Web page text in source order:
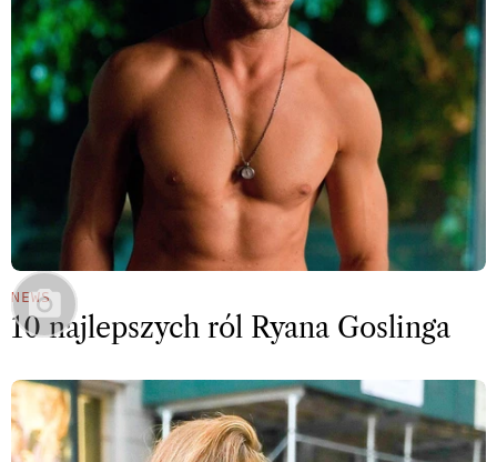
NEWS
10 najlepszych ról Ryana Goslinga